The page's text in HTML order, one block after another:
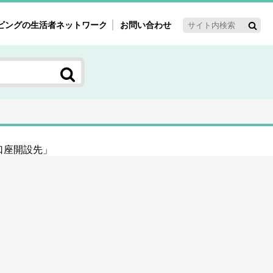
ゲット・重点テーマ
～60'ｓマーケット研究室
3世代消費研究室
研究室
ングの生活者ネットワーク お問い合わせ
開設先」